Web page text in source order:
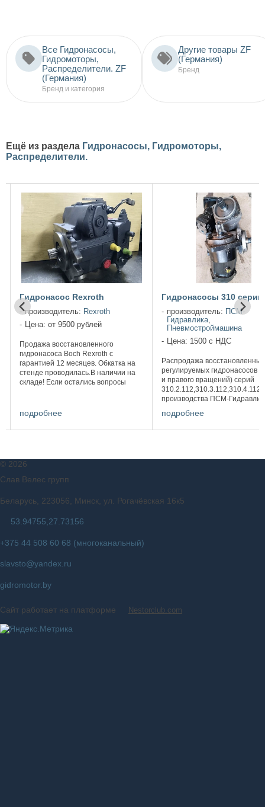
Все Гидронасосы,
Гидромоторы,
Распределители. ZF
(Германия)
Бренд и категория
Другие товары ZF
(Германия)
Бренд
Ещё из раздела Гидронасосы, Гидромоторы,
Распределители.
Гидронасос Rexroth
производитель: Rexroth
Цена: от 9500 рублей
Продажа восстановленного
гидронасоса Boch Rexroth c
гарантией 12 месяцев. Обкатка на
стенде проводилась.В наличии на
складе! Если остались вопросы
подробнее
Гидронасосы 310 серии
производитель: ПСМ-
Гидравлика
Пневмостроймашина
Цена: 1500 с НДС
Распродажа
регулируемых гидронасосов
и правого вращений) серий
310.2.112,310.3.112,310.4.112
производства ПСМ-
испытаны на гидравлическом
подробнее
© 2026
Слав Велес групп
Беларусь, 223056, Минск, ул. Рогачёвская 16к5
53.94755,27.73156
+375 44 508 60 68 (многоканальный)
slavsto@yandex.ru
gidromotor.by
Сайт работает на платформе Nestorclub.com